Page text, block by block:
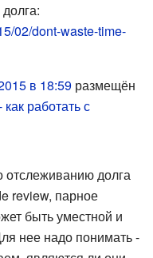
02/dont-waste-time-
в 18:59 размещён
работать с
отслеживанию долга
review, парное
быть уместной и
нее надо понимать -